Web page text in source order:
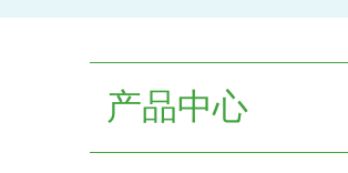
产品中心